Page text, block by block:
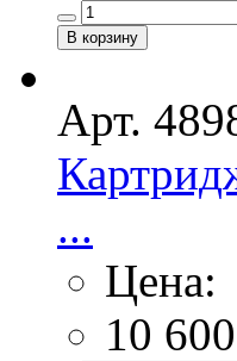
Арт.
...
Цена:
10 600